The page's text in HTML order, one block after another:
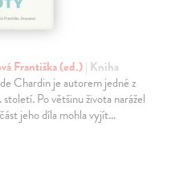
Františka (ed.)| Kniha
Chardin je autorem jedné z
Po většinu života narážel
jeho díla mohla vyjít…